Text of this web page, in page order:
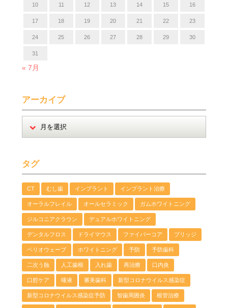
10 11 12 13 14 15 16
17 18 19 20 21 22 23
24 25 26 27 28 29 30
31
« 7月
アーカイブ
タグ
CT むし歯 インプラント インプラント治療
オーラルフレイル オールセラミック ガムホワイトニング
ジルコニアクラウン デュアルホワイトニング
デンタルフロス ドライマウス ファイバーコア ブリッジ
ペリオウェーブ ホワイトニング 予防 予防歯科
二次う蝕 人工歯根 入れ歯 再治療 口内炎
口腔ケア 唾液 審美歯科 新型コロナウイルス感染症
新型コロナウイルス感染症予防 智歯周囲炎 根管治療